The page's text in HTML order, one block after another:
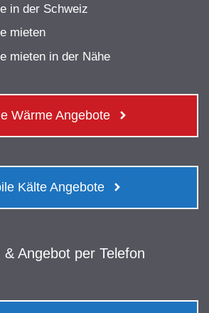
in der Schweiz
mieten
mieten in der Nähe
Wärme Angebote
Kälte Angebote
Angebot per Telefon